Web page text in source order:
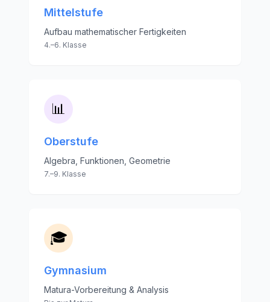
Mittelstufe
Aufbau mathematischer Fertigkeiten
4.–6. Klasse
📊
Oberstufe
Algebra, Funktionen, Geometrie
7.–9. Klasse
🎓
Gymnasium
Matura-Vorbereitung & Analysis